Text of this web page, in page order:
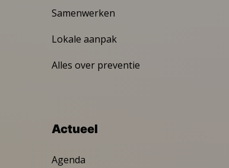
Samenwerken
Lokale aanpak
Alles over preventie
Actueel
Agenda